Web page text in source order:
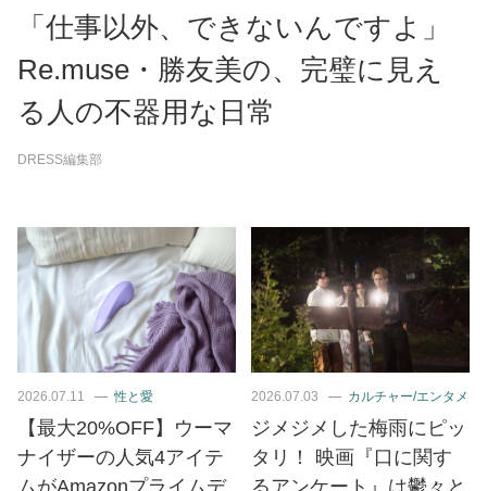
「仕事以外、できないんですよ」
Re.muse・勝友美の、完璧に見え
る人の不器用な日常
DRESS編集部
2026.07.11 性と愛
【最大20%OFF】ウーマ
ナイザーの人気4アイテ
ムがAmazonプライムデ
2026.07.03 カルチャー/エンタメ
ジメジメした梅雨にピッ
タリ！ 映画『口に関す
るアンケート』は鬱々と